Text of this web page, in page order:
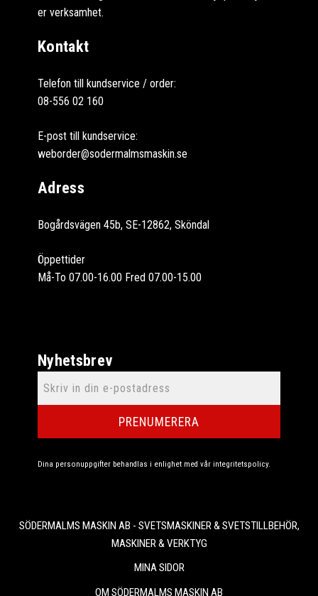
er verksamhet.
Kontakt
Telefon till kundservice / order:
08-556 02 160
E-post till kundservice:
weborder@sodermalmsmaskin.se
Adress
Bogårdsvägen 45b, SE-12862, Sköndal
Öppettider
Må-To 07.00-16.00 Fred 07.00-15.00
Nyhetsbrev
PRENUMERERA
Dina personuppgifter behandlas i enlighet med vår integritetspolicy.
SÖDERMALMS MASKIN AB - SVETSMASKINER & SVETSTILLBEHÖR,
MASKINER & VERKTYG
MINA SIDOR
OM SÖDERMALMS MASKIN AB